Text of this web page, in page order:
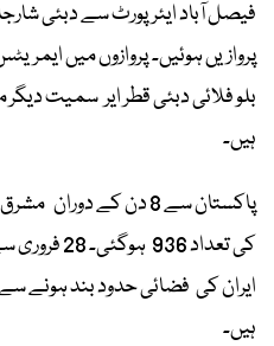
پروازیں ہوئیں۔ پروازوں میں
بلو فلائی دبئی قطر ایر سمیت دیگر
ہیں۔
پاکستان سے 8 دن کے
کی تعداد
ایران کی فضائی حدود بند ہونے سے
ہیں۔